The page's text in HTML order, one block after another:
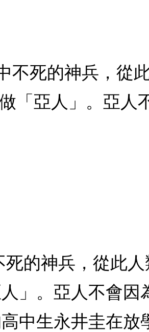
不死的神兵，從
「亞人」。亞人
的神兵，從此人
」。亞人不會因
中生永井圭在放